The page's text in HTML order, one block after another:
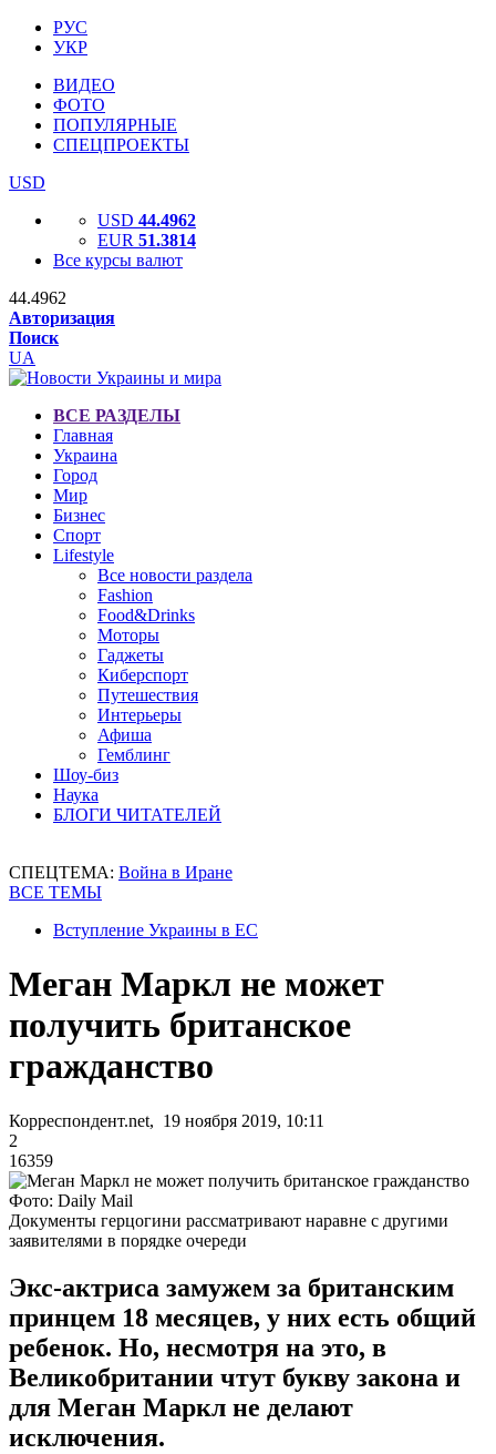
РУС
УКР
ВИДЕО
ФОТО
ПОПУЛЯРНЫЕ
СПЕЦПРОЕКТЫ
USD
USD 44.4962
EUR 51.3814
Все курсы валют
44.4962
Авторизация
Поиск
UA
ВСЕ РАЗДЕЛЫ
Главная
Украина
Город
Мир
Бизнес
Спорт
Lifestyle
Все новости раздела
Fashion
Food&Drinks
Моторы
Гаджеты
Киберспорт
Путешествия
Интерьеры
Афиша
Гемблинг
Шоу-биз
Наука
БЛОГИ ЧИТАТЕЛЕЙ
СПЕЦТЕМА: Война в Иране
ВСЕ ТЕМЫ
Вступление Украины в ЕС
Меган Маркл не может
получить британское
гражданство
Корреспондент.net, 19 ноября 2019, 10:11
2
16359
Фото: Daily Mail
Документы герцогини рассматривают наравне с другими
заявителями в порядке очереди
Экс-актриса замужем за британским
принцем 18 месяцев, у них есть общий
ребенок. Но, несмотря на это, в
Великобритании чтут букву закона и
для Меган Маркл не делают
исключения.